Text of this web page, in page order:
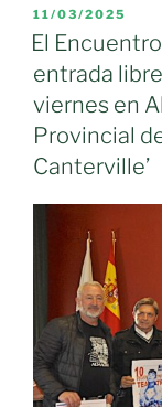
PUBLICADO
EL
11/03/2025
El
entrada
viernes en
Provincial
Canterville’